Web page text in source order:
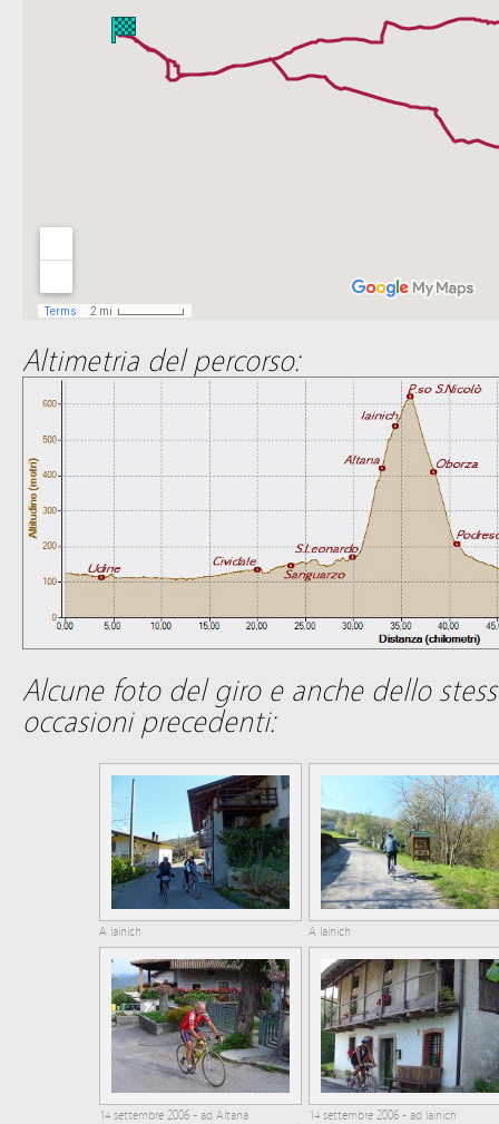
Altimetria del percorso:
Alcune foto del giro e anche dello
occasioni precedenti:
A Iainich A Iainich
14 settembre 2006 - ad Altana 14 settembre 2006 - ad Iainich